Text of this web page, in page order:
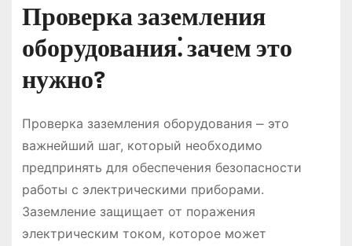
Проверка заземления
оборудования⁚ зачем это
нужно?
Проверка заземления оборудования ⎼ это
важнейший шаг, который необходимо
предпринять для обеспечения безопасности
работы с электрическими приборами.
Заземление защищает от поражения
электрическим током, которое может